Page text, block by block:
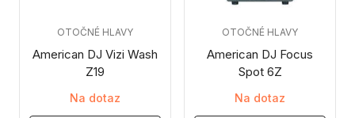
American DJ Vizi Wash
Z19
OTOČNÉ HLAVY
Na dotaz
American DJ Focus
Spot 6Z
OTOČNÉ HLAVY
Na dotaz